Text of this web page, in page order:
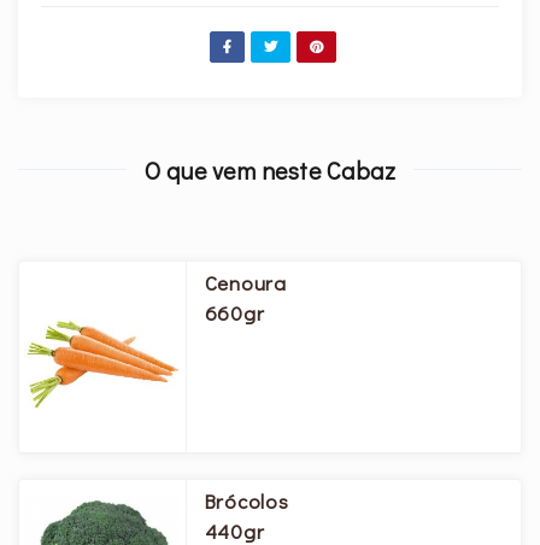
O que vem neste Cabaz
Cenoura
660gr
Brócolos
440gr